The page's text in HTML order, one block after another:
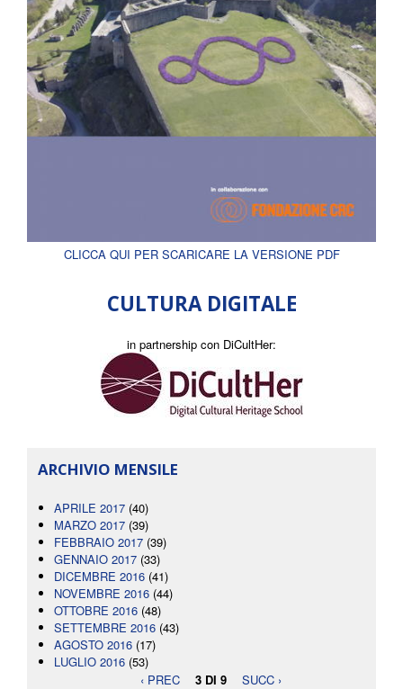
CLICCA QUI PER SCARICARE LA VERSIONE PDF
CULTURA DIGITALE
in partnership con DiCultHer:
ARCHIVIO MENSILE
APRILE 2017 (40)
MARZO 2017 (39)
FEBBRAIO 2017 (39)
GENNAIO 2017 (33)
DICEMBRE 2016 (41)
NOVEMBRE 2016 (44)
OTTOBRE 2016 (48)
SETTEMBRE 2016 (43)
AGOSTO 2016 (17)
LUGLIO 2016 (53)
‹ PREC
3 DI 9 SUCC ›